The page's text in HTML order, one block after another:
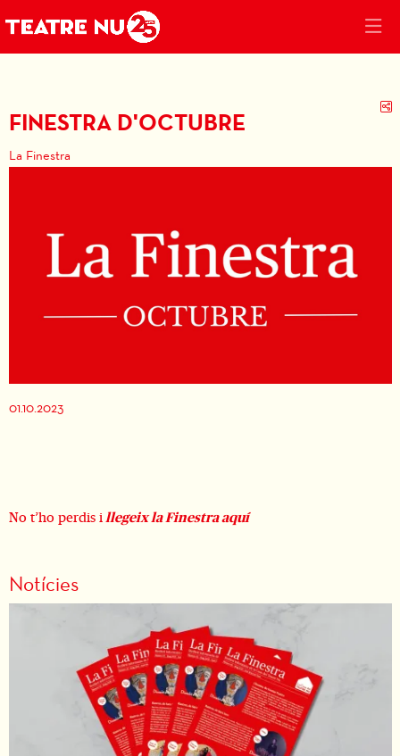
FINESTRA D'OCTUBRE
La Finestra
01.10.2023
No t’ho perdis illegeix la Finestra aquí
Notícies